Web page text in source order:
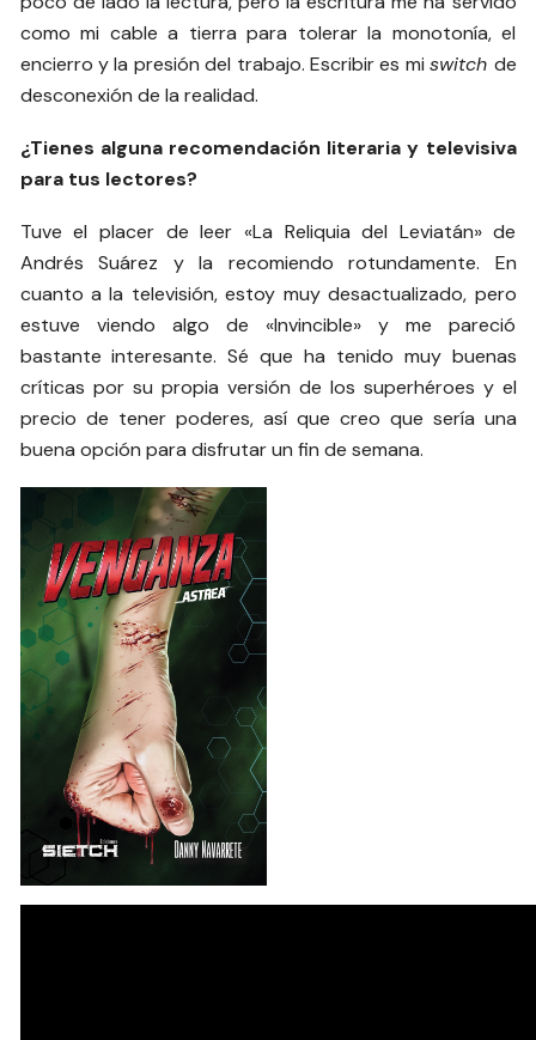
como mi cable a tierra para tolerar la monotonía, el
encierro y la presión del trabajo. Escribir es miswitch de
desconexión de la realidad.
¿Tienes alguna recomendación literaria y televisiva
para tus lectores?
Tuve el placer de leer «La Reliquia del Leviatán» de
Andrés Suárez y la recomiendo rotundamente. En
cuanto a la televisión, estoy muy desactualizado, pero
estuve viendo algo de «Invincible» y me pareció
bastante interesante. Sé que ha tenido muy buenas
críticas por su propia versión de los superhéroes y el
precio de tener poderes, así que creo que sería una
buena opción para disfrutar un fin de semana.